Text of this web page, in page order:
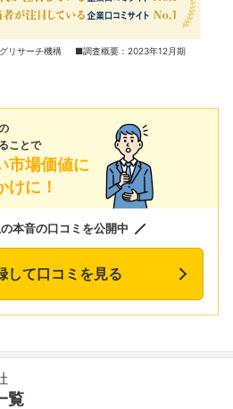
リサーチ機構 ■調査概要：2023年12月期
ことで
市場価値に
けに！
本音の口コミを公開中
して口コミを見る
覧